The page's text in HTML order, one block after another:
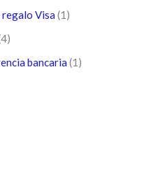
regalo Visa (1)
bancaria (1)